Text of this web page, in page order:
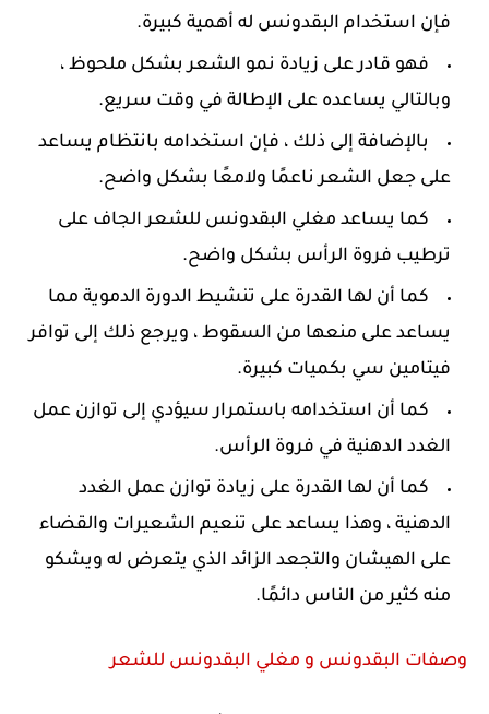
فإن استخدام البقدونس له أهمية كبيرة.
فهو قادر على زيادة نمو الشعر بشكل ملحوظ ،
وبالتالي يساعده على الإطالة في وقت سريع.
بالإضافة إلى ذلك ، فإن استخدامه بانتظام يساعد
على جعل الشعر ناعمًا ولامعًا بشكل واضح.
كما يساعد مغلي البقدونس للشعر الجاف على
ترطيب فروة الرأس بشكل واضح.
كما أن لها القدرة على تنشيط الدورة الدموية مما
يساعد على منعها من السقوط ، ويرجع ذلك إلى توافر
فيتامين سي بكميات كبيرة.
كما أن استخدامه باستمرار سيؤدي إلى توازن عمل
الغدد الدهنية في فروة الرأس.
كما أن لها القدرة على زيادة توازن عمل الغدد
الدهنية ، وهذا يساعد على تنعيم الشعيرات والقضاء
على الهيشان والتجعد الزائد الذي يتعرض له ويشكو
منه كثير من الناس دائمًا.
وصفات البقدونس و مغلي البقدونس للشعر